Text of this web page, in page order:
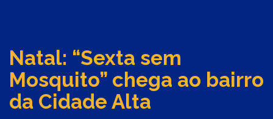
Natal: “Sexta sem
Mosquito” chega ao bairro
da Cidade Alta